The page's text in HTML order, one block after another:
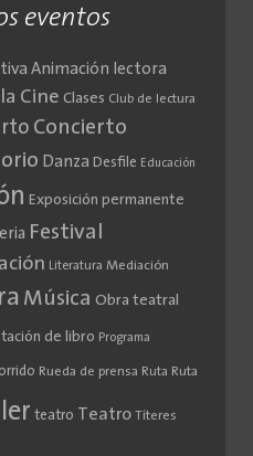
eventos
Animación lectora
Cine Clases Club de lectura
Concierto
Danza Desfile Educación
Exposición permanente
Festival
Literatura Mediación
Música Obra teatral
de libro Programa
Rueda de prensa Ruta Ruta
teatro Teatro Títeres